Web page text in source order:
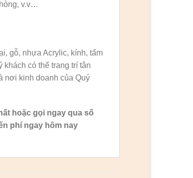
v.v…
gỗ, nhựa Acrylic, kính, tấm
có thể trang trí tân
nơi kinh doanh của Quý
hoặc gọi ngay qua số
phí ngay hôm nay